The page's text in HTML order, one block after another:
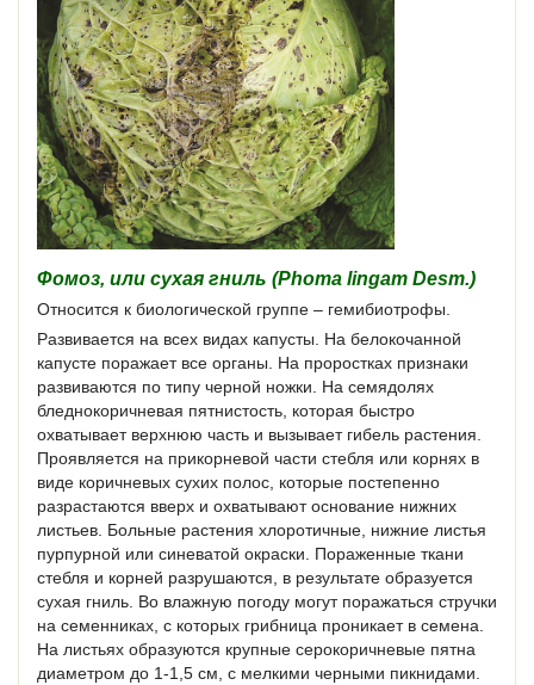
Фомоз, или сухая гниль (Phoma lingam Desm.)
Относится к биологической группе – гемибиотрофы.
Развивается на всех видах капусты. На белокочанной
капусте поражает все органы. На проростках признаки
развиваются по типу черной ножки. На семядолях
бледнокоричневая пятнистость, которая быстро
охватывает верхнюю часть и вызывает гибель растения.
Проявляется на прикорневой части стебля или корнях в
виде коричневых сухих полос, которые постепенно
разрастаются вверх и охватывают основание нижних
листьев. Больные растения хлоротичные, нижние листья
пурпурной или синеватой окраски. Пораженные ткани
стебля и корней разрушаются, в результате образуется
сухая гниль. Во влажную погоду могут поражаться стручки
на семенниках, с которых грибница проникает в семена.
На листьях образуются крупные серокоричневые пятна
диаметром до 1-1,5 см, с мелкими черными пикнидами.